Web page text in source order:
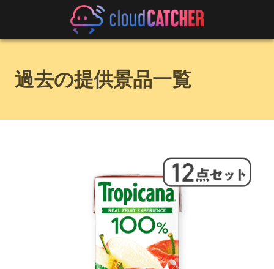
過去の提供景品一覧